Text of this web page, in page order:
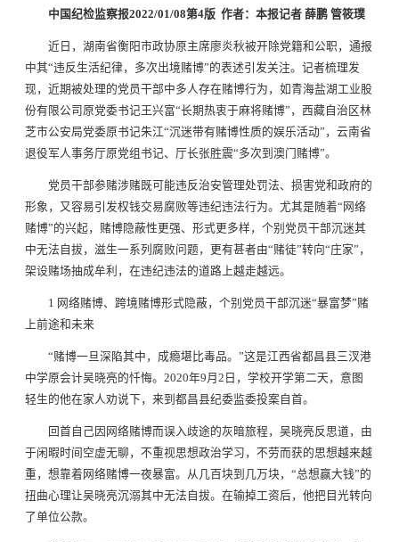
中国纪检监察报2022/01/08第4版 作者：本报记者 薛鹏 管筱璞
近日，湖南省衡阳市政协原主席廖炎秋被开除党籍和公职，通报
中其“违反生活纪律，多次出境赌博”的表述引发关注。记者梳理发
现，近期被处理的党员干部中多人存在赌博行为，如青海盐湖工业股
份有限公司原党委书记王兴富“长期热衷于麻将赌博”，西藏自治区林
芝市公安局党委原书记朱江“沉迷带有赌博性质的娱乐活动”，云南省
退役军人事务厅原党组书记、厅长张胜震“多次到澳门赌博”。
党员干部参赌涉赌既可能违反治安管理处罚法、损害党和政府的
形象，又容易引发权钱交易腐败等违纪违法行为。尤其是随着“网络
赌博”的兴起，赌博隐蔽性更强、形式更多样，个别党员干部沉迷其
中无法自拔，滋生一系列腐败问题，更有甚者由“赌徒”转向“庄家”，
架设赌场抽成牟利，在违纪违法的道路上越走越远。
1 网络赌博、跨境赌博形式隐蔽，个别党员干部沉迷“暴富梦”赌
上前途和未来
“赌博一旦深陷其中，成瘾堪比毒品。”这是江西省都昌县三汊港
中学原会计吴晓亮的忏悔。2020年9月2日，学校开学第二天，意图
轻生的他在家人劝说下，来到都昌县纪委监委投案自首。
回首自己因网络赌博而误入歧途的灰暗旅程，吴晓亮反思道，由
于闲暇时间空虚无聊，不重视思想政治学习，不劳而获的思想越来越
重，想靠着网络赌博一夜暴富。从几百块到几万块，“总想赢大钱”的
扭曲心理让吴晓亮沉溺其中无法自拔。在输掉工资后，他把目光转向
了单位公款。